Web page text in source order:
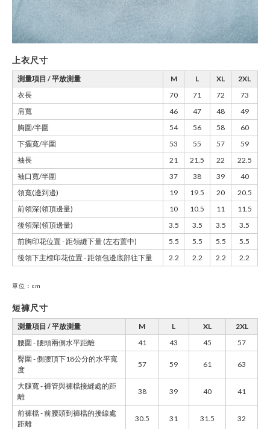
上衣尺寸
測量項目 / 平放測量 M L XL
2XL
衣長
70 71 72
73
肩寬
46 47 48
49
胸圍/半圍
54 56 58
60
下擺寬/半圍
53 55 57
59
袖長
21 21.5 22
22.5
袖口寬/半圍
37 38 39
40
領寬(邊到邊)
19 19.5 20
20.5
前領深(領頂邊量)
10 10.5 11
11.5
後領深(領頂邊量)
3.5 3.5 3.5
3.5
前胸印花位置 - 距領縫下量 (左右置中)
5.5 5.5 5.5
5.5
後領下主標印花位置 - 距領包邊底部往下量
2.2 2.2 2.2 2.2
單位：cm
短褲尺寸
測量項目 / 平放測量 M L XL
2XL
腰圍 - 腰頭兩側水平距離
41 43 45
57
臀圍 - 側腰頂下18公分的水平寬
度
57 59 61 63
大腿寬 - 褲管與褲檔接縫處的距
離
38 39 40 41
前褲檔 - 前腰頭到褲檔的接線處
距離
30.5 31 31.5 32